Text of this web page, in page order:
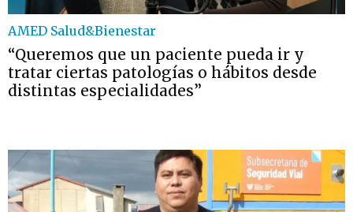
AMED Salud&Bienestar
“Queremos que un paciente pueda ir y
tratar ciertas patologías o hábitos desde
distintas especialidades”